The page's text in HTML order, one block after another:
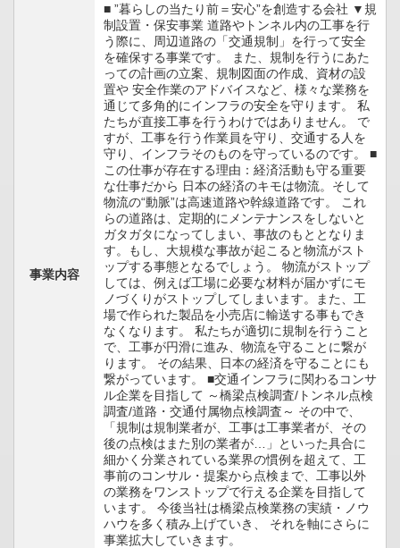
事業内容
■ ”暮らしの当たり前＝安心”を創造する会社 ▼規
制設置・保安事業 道路やトンネル内の工事を行
う際に、周辺道路の「交通規制」を行って安全
を確保する事業です。 また、規制を行うにあた
っての計画の立案、規制図面の作成、資材の設
置や 安全作業のアドバイスなど、様々な業務を
通じて多角的にインフラの安全を守ります。 私
たちが直接工事を行うわけではありません。 で
すが、工事を行う作業員を守り、交通する人を
守り、インフラそのものを守っているのです。 ■
この仕事が存在する理由：経済活動も守る重要
な仕事だから 日本の経済のキモは物流。そして
物流の“動脈”は高速道路や幹線道路です。 これ
らの道路は、定期的にメンテナンスをしないと
ガタガタになってしまい、事故のもととなりま
す。もし、大規模な事故が起こると物流がスト
ップする事態となるでしょう。 物流がストップ
しては、例えば工場に必要な材料が届かずにモ
ノづくりがストップしてしまいます。また、工
場で作られた製品を小売店に輸送する事もでき
なくなります。 私たちが適切に規制を行うこと
で、工事が円滑に進み、物流を守ることに繋が
ります。 その結果、日本の経済を守ることにも
繋がっています。 ■交通インフラに関わるコンサ
ル企業を目指して ～橋梁点検調査/トンネル点検
調査/道路・交通付属物点検調査～ その中で、
「規制は規制業者が、工事は工事業者が、その
後の点検はまた別の業者が…」といった具合に
細かく分業されている業界の慣例を超えて、工
事前のコンサル・提案から点検まで、工事以外
の業務をワンストップで行える企業を目指して
います。 今後当社は橋梁点検業務の実績・ノウ
ハウを多く積み上げていき、 それを軸にさらに
事業拡大していきます。